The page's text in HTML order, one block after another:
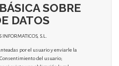
SOBRE
DATOS
S.L.
por el usuario y enviarle la
del usuario;